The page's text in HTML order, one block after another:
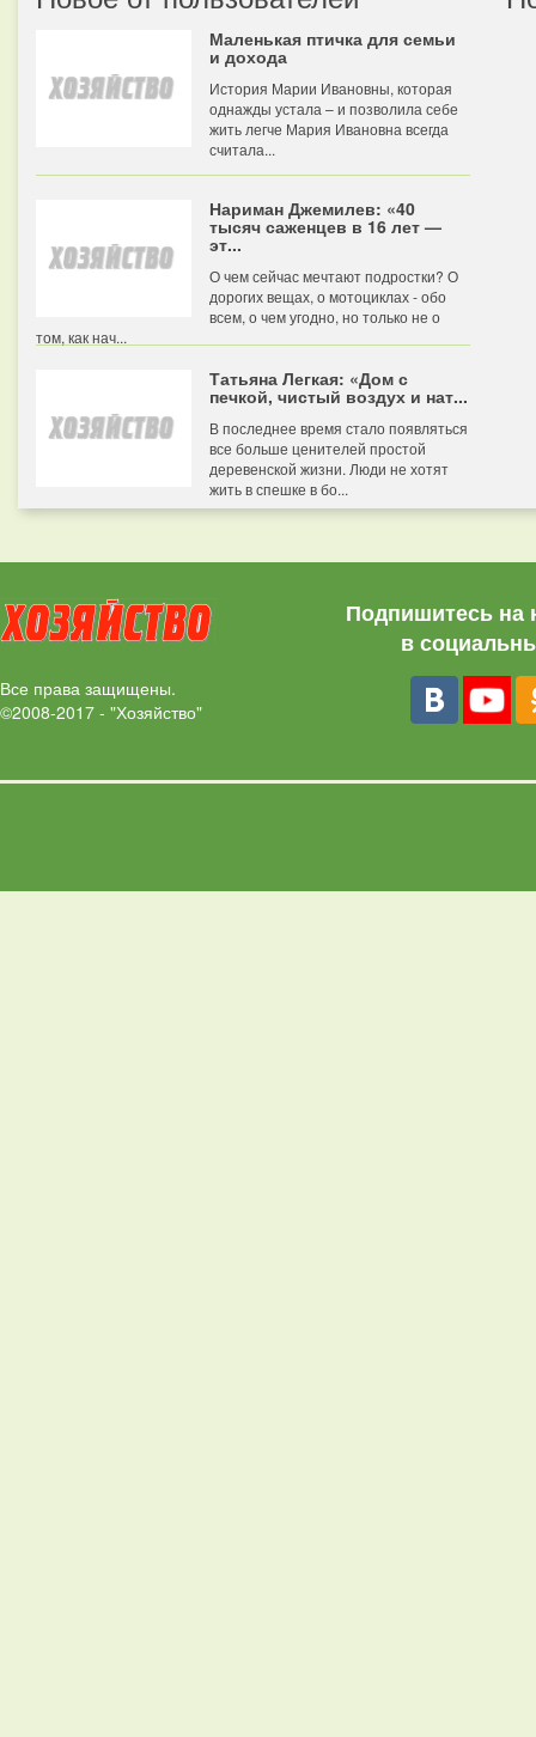
Маленькая птичка для семьи
и дохода
История Марии Ивановны, которая
однажды устала – и позволила себе
жить легче Мария Ивановна всегда
считала...
Нариман Джемилев: «40
тысяч саженцев в 16 лет —
эт...
О чем сейчас мечтают подростки? О
дорогих вещах, о мотоциклах - обо
всем, о чем угодно, но только не о
том, как нач...
Татьяна Легкая: «Дом с
печкой, чистый воздух и нат...
В последнее время стало появляться
все больше ценителей простой
деревенской жизни. Люди не хотят
жить в спешке в бо...
Все права защищены.
©2008-2017 - "Хозяйство"
Подпишитесь на
в